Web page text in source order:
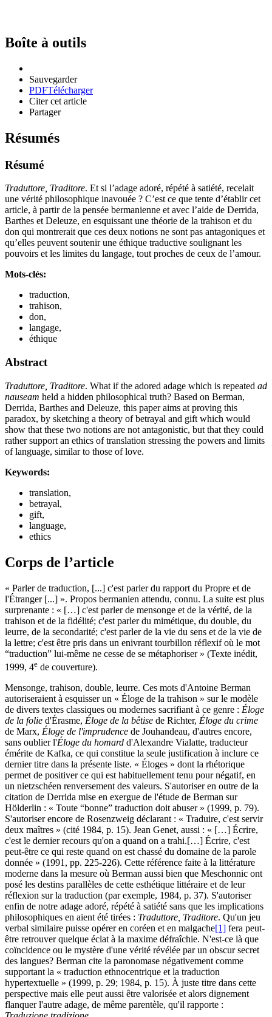
Boîte à outils
Sauvegarder
PDFTélécharger
Citer cet article
Partager
Résumés
Résumé
Traduttore, Traditore. Et si l’adage adoré, répété à satiété, recelait
une vérité philosophique inavouée ? C’est ce que tente d’établir cet
article, à partir de la pensée bermanienne et avec l’aide de Derrida,
Barthes et Deleuze, en esquissant une théorie de la trahison et du
don qui montrerait que ces deux notions ne sont pas antagoniques et
qu’elles peuvent soutenir une éthique traductive soulignant les
pouvoirs et les limites du langage, tout proches de ceux de l’amour.
Mots-clés:
traduction,
trahison,
don,
langage,
éthique
Abstract
Traduttore, Traditore. What if the adored adage which is repeated ad
nauseam held a hidden philosophical truth? Based on Berman,
Derrida, Barthes and Deleuze, this paper aims at proving this
paradox, by sketching a theory of betrayal and gift which would
show that these two notions are not antagonistic, but that they could
rather support an ethics of translation stressing the powers and limits
of language, similar to those of love.
Keywords:
translation,
betrayal,
gift,
language,
ethics
Corps de l’article
« Parler de traduction, [...] c'est parler du rapport du Propre et de
l'Étranger [...] ». Propos bermanien attendu, connu. La suite est plus
surprenante : « […] c'est parler de mensonge et de la vérité, de la
trahison et de la fidélité; c'est parler du mimétique, du double, du
leurre, de la secondarité; c'est parler de la vie du sens et de la vie de
la lettre; c'est être pris dans un enivrant tourbillon réflexif où le mot
“traduction” lui-même ne cesse de se métaphoriser » (Texte inédit,
1999, 4e de couverture).
Mensonge, trahison, double, leurre. Ces mots d'Antoine Berman
autoriseraient à esquisser un « Éloge de la trahison » sur le modèle
de divers textes classiques ou modernes sacrifiant à ce genre : Éloge
de la folie d'Érasme, Éloge de la bêtise de Richter, Éloge du crime
de Marx, Éloge de l'imprudence de Jouhandeau, d'autres encore,
sans oublier l'Éloge du homard d'Alexandre Vialatte, traducteur
émérite de Kafka, ce qui constitue la seule justification à inclure ce
dernier titre dans la présente liste. « Éloges » dont la rhétorique
permet de positiver ce qui est habituellement tenu pour négatif, en
un nietzschéen renversement des valeurs. S'autoriser en outre de la
citation de Derrida mise en exergue de l'étude de Berman sur
Hölderlin : « Toute “bonne” traduction doit abuser » (1999, p. 79).
S'autoriser encore de Rosenzweig déclarant : « Traduire, c'est servir
deux maîtres » (cité 1984, p. 15). Jean Genet, aussi : « […] Écrire,
c'est le dernier recours qu'on a quand on a trahi.[…] Écrire, c'est
peut-être ce qui reste quand on est chassé du domaine de la parole
donnée » (1991, pp. 225-226). Cette référence faite à la littérature
moderne dans la mesure où Berman aussi bien que Meschonnic ont
posé les destins parallèles de cette esthétique littéraire et de leur
réflexion sur la traduction (par exemple, 1984, p. 37). S'autoriser
enfin de notre adage adoré, répété à satiété sans que les implications
philosophiques en aient été tirées : Traduttore, Traditore. Qu'un jeu
verbal similaire puisse opérer en coréen et en malgache[1] fera peut-
être retrouver quelque éclat à la maxime défraîchie. N'est-ce là que
coïncidence ou le mystère d'une vérité révélée par un obscur secret
des langues? Berman cite la paronomase négativement comme
supportant la « traduction ethnocentrique et la traduction
hypertextuelle » (1999, p. 29; 1984, p. 15). À juste titre dans cette
perspective mais elle peut aussi être valorisée et alors dignement
flanquer l'autre adage, de même parentèle, qu'il rapporte :